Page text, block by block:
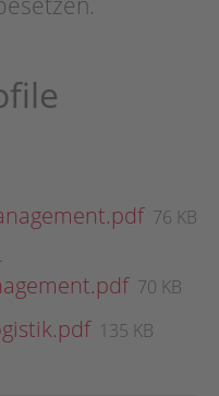
76 KB
70 KB
135 KB